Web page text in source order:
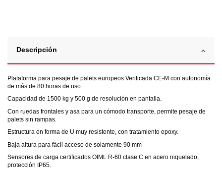
Descripción
Plataforma para pesaje de palets europeos Verificada CE-M con autonomía
de más de 80 horas de uso.
Capacidad de 1500 kg y 500 g de resolución en pantalla.
Con ruedas frontales y asa para un cómodo transporte, permite pesaje de
palets sin rampas.
Estructura en forma de U muy resistente, con tratamiento epoxy.
Baja altura para fácil acceso de solamente 90 mm
Sensores de carga certificados OIML R-60 clase C en acero niquelado,
protección IP65.